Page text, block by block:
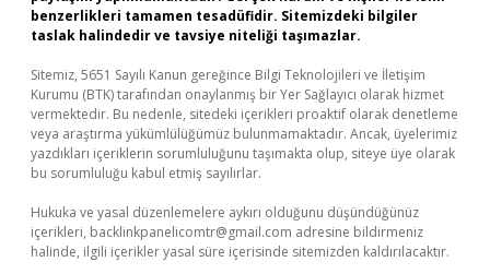
benzerlikleri tamamen tesadüfidir. Sitemizdeki bilgiler
taslak halindedir ve tavsiye niteliği taşımazlar.
Sitemiz, 5651 Sayılı Kanun gereğince Bilgi Teknolojileri ve İletişim
Kurumu (BTK) tarafından onaylanmış bir Yer Sağlayıcı olarak hizmet
vermektedir. Bu nedenle, sitedeki içerikleri proaktif olarak denetleme
veya araştırma yükümlülüğümüz bulunmamaktadır. Ancak, üyelerimiz
yazdıkları içeriklerin sorumluluğunu taşımakta olup, siteye üye olarak
bu sorumluluğu kabul etmiş sayılırlar.
Hukuka ve yasal düzenlemelere aykırı olduğunu düşündüğünüz
içerikleri, backlinkpanelicomtr@gmail.com adresine bildirmeniz
halinde, ilgili içerikler yasal süre içerisinde sitemizden kaldırılacaktır.